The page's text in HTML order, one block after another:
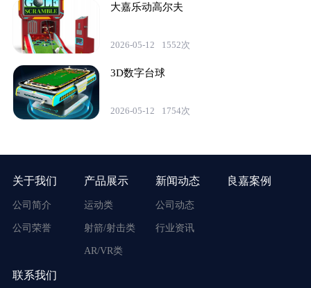
大嘉乐动高尔夫
2026-05-12 1552次
3D数字台球
2026-05-12 1754次
关于我们
公司简介
公司荣誉
产品展示
运动类
射箭/射击类
AR/VR类
新闻动态
公司动态
行业资讯
良嘉案例
联系我们